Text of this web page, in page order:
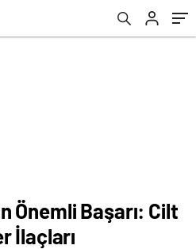
Önemli Başarı: Cilt
İlaçları